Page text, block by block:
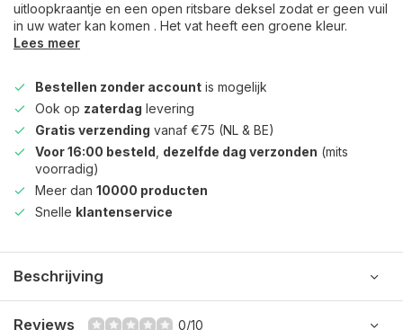
uitloopkraantje en een open ritsbare deksel zodat er geen vuil
in uw water kan komen . Het vat heeft een groene kleur.
Lees meer
Bestellen zonder account is mogelijk
Ook op zaterdag levering
Gratis verzending vanaf €75 (NL & BE)
Voor 16:00 besteld dezelfde dag verzonden (mits
voorradig)
Meer dan 10000 producten
Snelle klantenservice
Beschrijving
Reviews 0/10